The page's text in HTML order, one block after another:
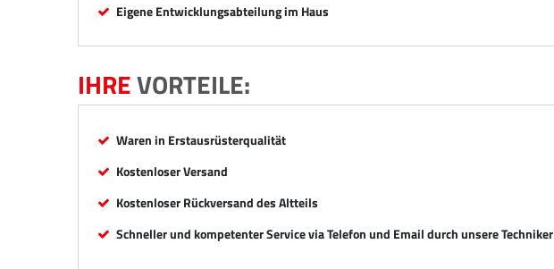
Eigene Entwicklungsabteilung im Haus
IHREVORTEILE:
Waren in Erstausrüsterqualität
Kostenloser Versand
Kostenloser Rückversand des Altteils
Schneller und kompetenter Service via Telefon und Email durch unsere Techniker